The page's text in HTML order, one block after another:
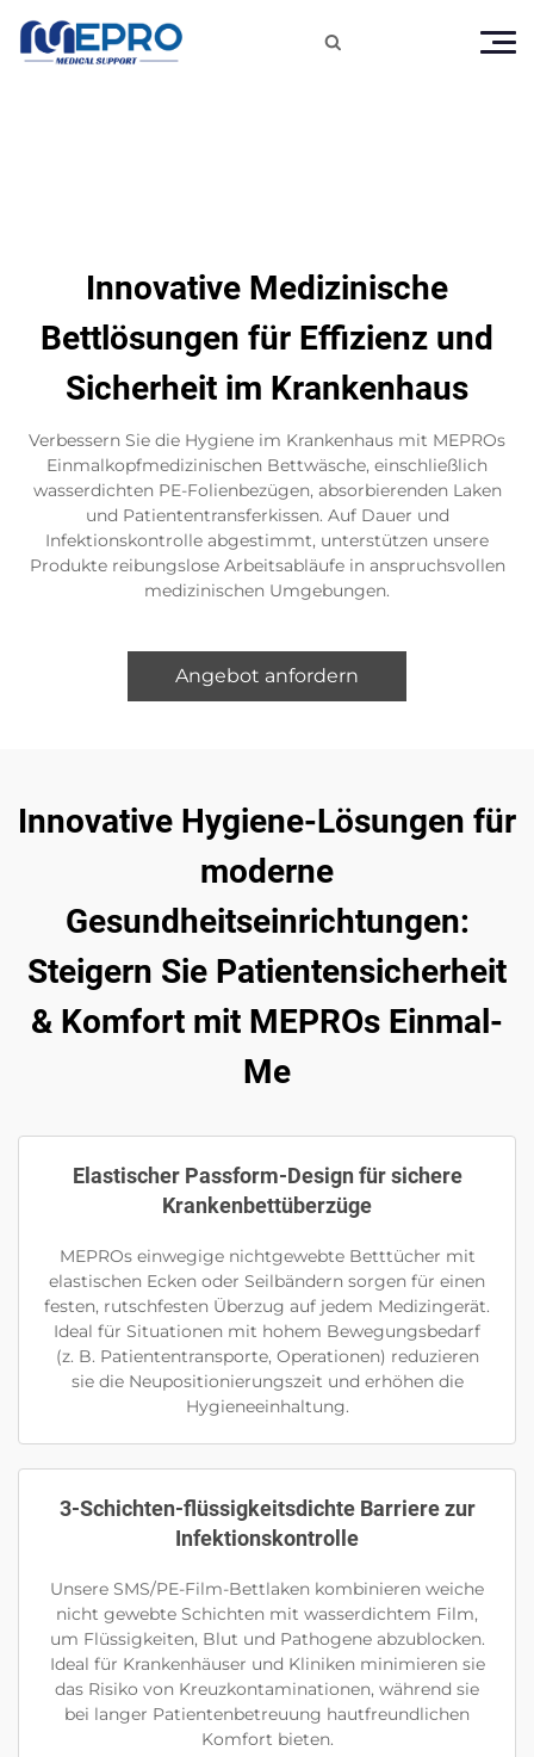

Innovative Medizinische
Bettlösungen für Effizienz und
Sicherheit im Krankenhaus
Verbessern Sie die Hygiene im Krankenhaus mit MEPROs
Einmalkopfmedizinischen Bettwäsche, einschließlich
wasserdichten PE-Folienbezügen, absorbierenden Laken
und Patiententransferkissen. Auf Dauer und
Infektionskontrolle abgestimmt, unterstützen unsere
Produkte reibungslose Arbeitsabläufe in anspruchsvollen
medizinischen Umgebungen.
Angebot anfordern
Innovative Hygiene-Lösungen für
moderne
Gesundheitseinrichtungen:
Steigern Sie Patientensicherheit
& Komfort mit MEPROs Einmal-
Me
Elastischer Passform-Design für sichere
Krankenbettüberzüge
MEPROs einwegige nichtgewebte Betttücher mit
elastischen Ecken oder Seilbändern sorgen für einen
festen, rutschfesten Überzug auf jedem Medizingerät.
Ideal für Situationen mit hohem Bewegungsbedarf
(z. B. Patiententransporte, Operationen) reduzieren
sie die Neupositionierungszeit und erhöhen die
Hygieneeinhaltung.
3-Schichten-flüssigkeitsdichte Barriere zur
Infektionskontrolle
Unsere SMS/PE-Film-Bettlaken kombinieren weiche
nicht gewebte Schichten mit wasserdichtem Film,
um Flüssigkeiten, Blut und Pathogene abzublocken.
Ideal für Krankenhäuser und Kliniken minimieren sie
das Risiko von Kreuzkontaminationen, während sie
bei langer Patientenbetreuung hautfreundlichen
Komfort bieten.